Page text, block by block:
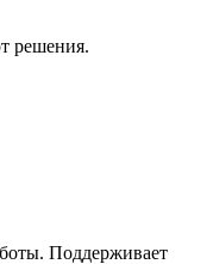
решения.
Поддерживает